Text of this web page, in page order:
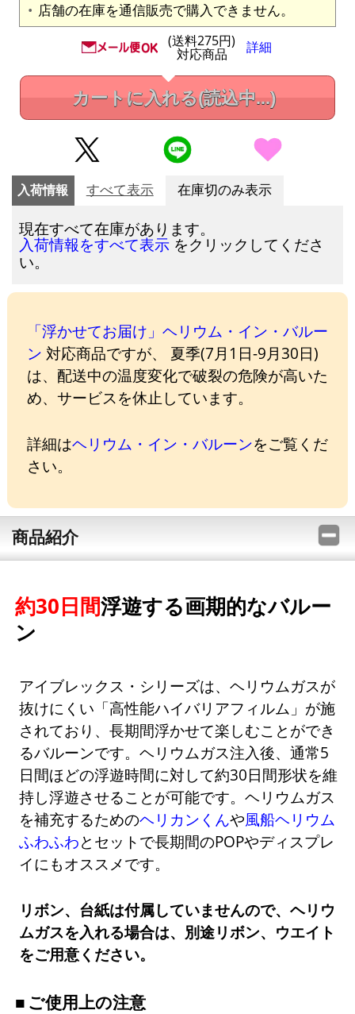
店舗の在庫を通信販売で購入できません。
(送料275円)
対応商品 詳細
カートに入れる(読込中...)
入荷情報 すべて表示 在庫切のみ表示
現在すべて在庫があります。
入荷情報をすべて表示 をクリックしてくださ
い。
「浮かせてお届け」ヘリウム・イン・バルー
ン 対応商品ですが、 夏季(7月1日-9月30日)
は、配送中の温度変化で破裂の危険が高いた
め、サービスを休止しています。
詳細はヘリウム・イン・バルーンをご覧くだ
さい。
商品紹介
約30日間浮遊する画期的なバルー
ン
アイブレックス・シリーズは、ヘリウムガスが
抜けにくい「高性能ハイバリアフィルム」が施
されており、長期間浮かせて楽しむことができ
るバルーンです。ヘリウムガス注入後、通常5
日間ほどの浮遊時間に対して約30日間形状を維
持し浮遊させることが可能です。ヘリウムガス
を補充するためのヘリカンくんや風船ヘリウム
ふわふわとセットで長期間のPOPやディスプレ
イにもオススメです。
リボン、台紙は付属していませんので、ヘリウ
ムガスを入れる場合は、別途リボン、ウエイト
をご用意ください。
ご使用上の注意